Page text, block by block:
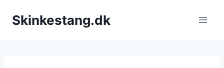
Skinkestang.dk